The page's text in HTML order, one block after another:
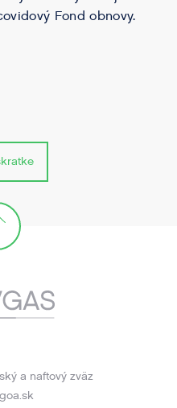
Fond obnovy.
a naftový zväz